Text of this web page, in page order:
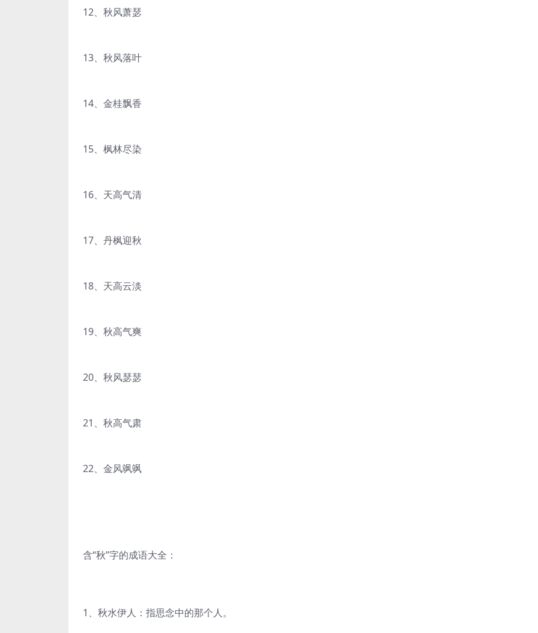
12、秋风萧瑟
13、秋风落叶
14、金桂飘香
15、枫林尽染
16、天高气清
17、丹枫迎秋
18、天高云淡
19、秋高气爽
20、秋风瑟瑟
21、秋高气肃
22、金风飒飒
含“秋”字的成语大全：
1、秋水伊人：指思念中的那个人。